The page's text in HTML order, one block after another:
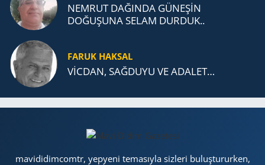
NEMRUT DAĞINDA GÜNEŞİN
DOĞUŞUNA SELAM DURDUK..
FARUK HAKSAL
VİCDAN, SAĞ­DU­YU VE ADA­LET…
mavididimcomtr, yepyeni temasıyla sizleri buluştururken,